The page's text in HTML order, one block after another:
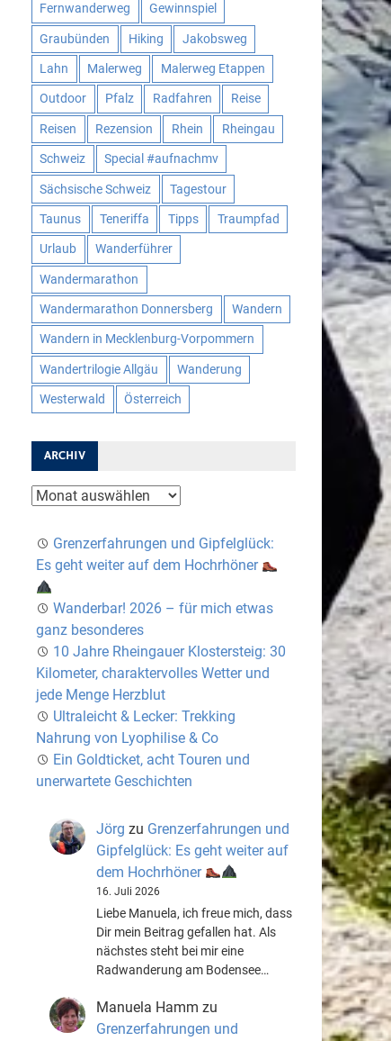
Fernwanderweg Gewinnspiel
Graubünden Hiking Jakobsweg
Lahn Malerweg Malerweg Etappen
Outdoor Pfalz Radfahren Reise
Reisen Rezension Rhein Rheingau
Schweiz Special #aufnachmv
Sächsische Schweiz Tagestour
Taunus Teneriffa Tipps Traumpfad
Urlaub Wanderführer
Wandermarathon
Wandermarathon Donnersberg Wandern
Wandern in Mecklenburg-Vorpommern
Wandertrilogie Allgäu Wanderung
Westerwald Österreich
ARCHIV
Archiv
Grenzerfahrungen und Gipfelglück:
Es geht weiter auf dem Hochrhöner
Wanderbar! 2026 – für mich etwas
ganz besonderes
10 Jahre Rheingauer Klostersteig: 30
Kilometer, charaktervolles Wetter und
jede Menge Herzblut
Ultraleicht & Lecker: Trekking
Nahrung von Lyophilise & Co
Ein Goldticket, acht Touren und
unerwartete Geschichten
Jörg zu Grenzerfahrungen und
Gipfelglück: Es geht weiter auf
dem Hochrhöner
16. Juli 2026
Liebe Manuela, ich freue mich, dass
Dir mein Beitrag gefallen hat. Als
nächstes steht bei mir eine
Radwanderung am Bodensee…
Manuela Hamm zu
Grenzerfahrungen und